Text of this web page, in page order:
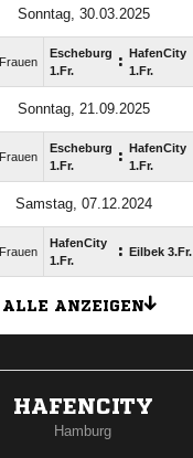
Sonntag, 30.03.2025
Frauen
Escheburg
1.Fr.
:
HafenCity
1.Fr.
Sonntag, 21.09.2025
Frauen
Escheburg
1.Fr.
:
HafenCity
1.Fr.
Samstag, 07.12.2024
Frauen
HafenCity
1.Fr.
: Eilbek 3.Fr.
ALLE ANZEIGEN
HAFENCITY
Hamburg